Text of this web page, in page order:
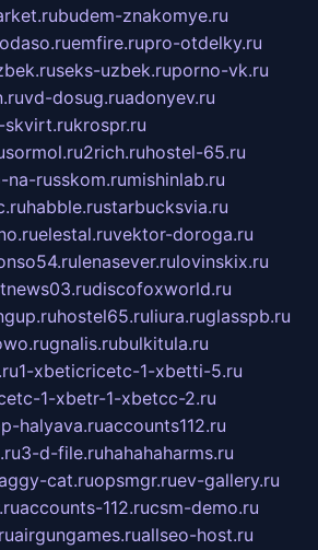
budem-znakomye.ru
emfire.rupro-otdelky.ru
seks-uzbek.ruporno-vk.ru
vd-dosug.ruadonyev.ru
skvirt.rukrospr.ru
sormol.ru2rich.ruhostel-65.ru
na-russkom.rumishinlab.ru
habble.rustarbucksvia.ru
elestal.ruvektor-doroga.ru
lenasever.rulovinskix.ru
discofoxworld.ru
hostel65.ruliura.ruglasspb.ru
gnalis.rubulkitula.ru
1-xbeticricetc-1-xbetti-5.ru
1-xbetr-1-xbetcc-2.ru
halyava.ruaccounts112.ru
3-d-file.ruhahahaharms.ru
cat.ruopsmgr.ruev-gallery.ru
accounts-112.rucsm-demo.ru
airgungames.ruallseo-host.ru